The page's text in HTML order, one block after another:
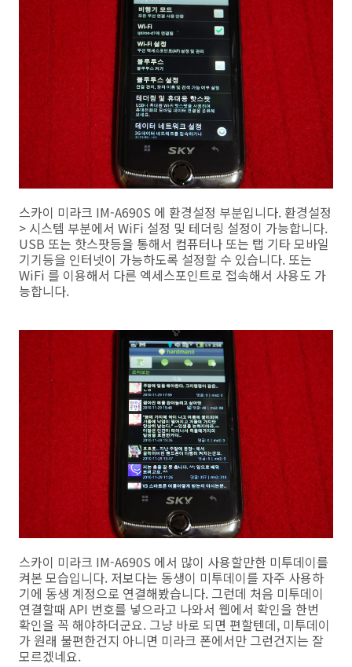
스카이 미라크 IM-A690S 에 환경설정 부분입니다. 환경설정
> 시스템 부분에서 WiFi 설정 및 테더링 설정이 가능합니다.
USB 또는 핫스팟등을 통해서 컴퓨터나 또는 탭 기타 모바일
기기등을 인터넷이 가능하도록 설정할 수 있습니다. 또는
WiFi 를 이용해서 다른 엑세스포인트로 접속해서 사용도 가
능합니다.
스카이 미라크 IM-A690S 에서 많이 사용할만한 미투데이를
켜본 모습입니다. 저보다는 동생이 미투데이를 자주 사용하
기에 동생 계정으로 연결해봤습니다. 그런데 처음 미투데이
연결할때 API 번호를 넣으라고 나와서 웹에서 확인을 한번
확인을 꼭 해야하더군요. 그냥 바로 되면 편할텐데, 미투데이
가 원래 불편한건지 아니면 미라크 폰에서만 그런건지는 잘
모르겠네요.